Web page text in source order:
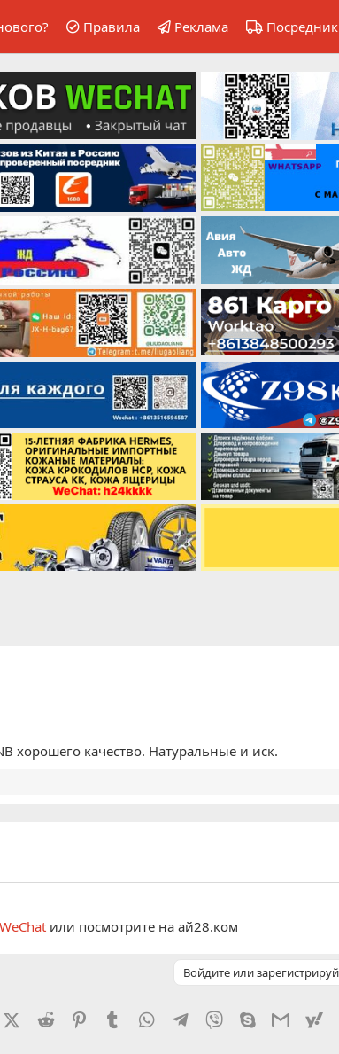
Правила Реклама
хорошего качество. Натуральные и иск.
или посмотрите на ай28.ком
Войдите или
X (Twitter)
Reddit PinterestTumblr WhatsAppTelegram
Viber SkypeGmail